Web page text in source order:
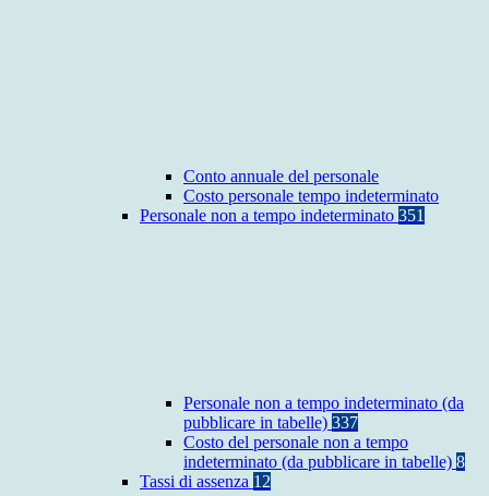
Conto annuale del personale
Costo personale tempo indeterminato
Personale non a tempo indeterminato 351
Personale non a tempo indeterminato (da
pubblicare in tabelle) 337
Costo del personale non a tempo
indeterminato (da pubblicare in tabelle) 8
Tassi di assenza 12